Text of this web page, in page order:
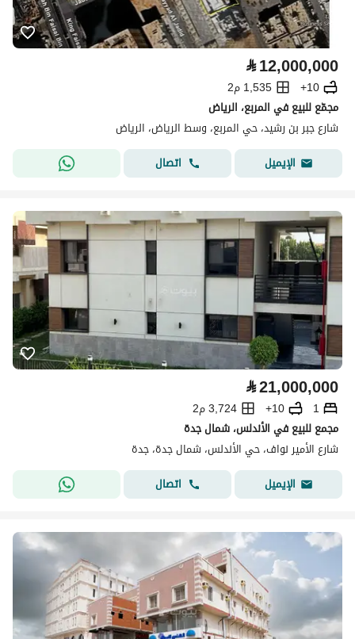
⃁12,000,000
10+
1,535 م2
مجمّع للبيع في المربع، الرياض
شارع جبر بن رشيد، حي المربع، وسط الرياض، الرياض
الإيميل
اتصال
⃁21,000,000
1
10+
3,724 م2
مجمع للبيع في الأندلس، شمال جدة
شارع الأمير نواف، حي الأندلس، شمال جدة، جدة
الإيميل
اتصال